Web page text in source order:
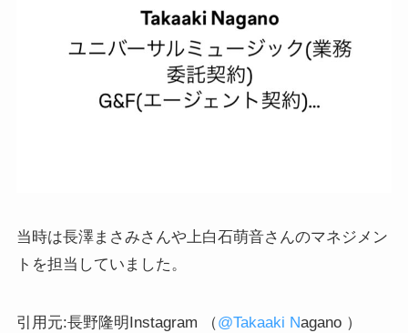
当時は長澤まさみさんや上白石萌音さんのマネジメン
トを担当していました。
引用元:長野隆明Instagram （@Takaaki Nagano ）